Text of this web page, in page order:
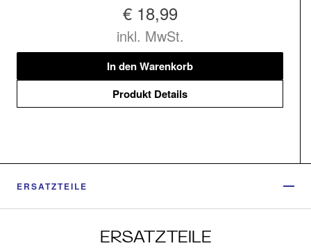
€ 18,99
inkl. MwSt.
In den Warenkorb
Produkt Details
ERSATZTEILE
ERSATZTEILE